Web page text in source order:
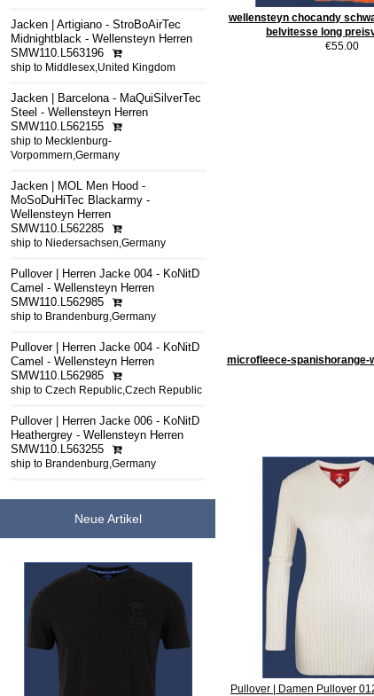
Jacken | Artigiano - StroBoAirTec
Midnightblack - Wellensteyn Herren
SMW110.L563196
ship to Middlesex,United Kingdom
Jacken | Barcelona - MaQuiSilverTec
Steel - Wellensteyn Herren
SMW110.L562155
ship to Mecklenburg-
Vorpommern,Germany
Jacken | MOL Men Hood -
MoSoDuHiTec Blackarmy -
Wellensteyn Herren
SMW110.L562285
ship to Niedersachsen,Germany
Pullover | Herren Jacke 004 - KoNitD
Camel - Wellensteyn Herren
SMW110.L562985
ship to Brandenburg,Germany
Pullover | Herren Jacke 004 - KoNitD
Camel - Wellensteyn Herren
SMW110.L562985
ship to Czech Republic,Czech Republic
Pullover | Herren Jacke 006 - KoNitD
Heathergrey - Wellensteyn Herren
SMW110.L563255
ship to Brandenburg,Germany
Neue Artikel
wellensteyn chocandy
belvitesse long
€55.00
microfleece-spanishorange-
Pullover | Damen Pullover